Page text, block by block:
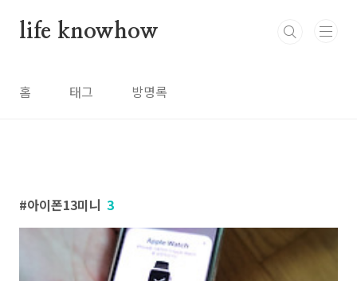
life knowhow
홈 태그 방명록
아이폰13미니 3